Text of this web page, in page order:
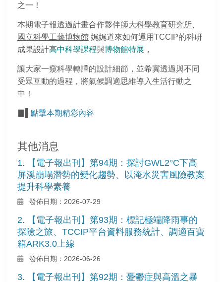
之一！
本期電子報透過計畫合作夥伴師大科學教育研究所、
國立科學工藝博物館娓娓道來如何運用TCCIP的科研
成果設計高中科學課程與博物館特展 ，
讓大家一窺科學轉譯的設計細節，並希冀透過與不同
受眾互動的過程，將氣候調適思維導入生活行動之
中！
點擊本期精彩內容
其他消息
1. 【電子報出刊】第94期：探討GWL2°C下高
屏溪崩塌潛勢的變化趨勢、以淹水災害風險教案
提升科學素養
發佈日期：2026-07-29
2. 【電子報出刊】第93期：標記極端降雨事的
探險之旅、TCCIP平台資料服務統計、調適百寶
箱ARK3.0上線
發佈日期：2026-06-26
3. 【電子報出刊】第92期：憂鬱症與高溫之暴